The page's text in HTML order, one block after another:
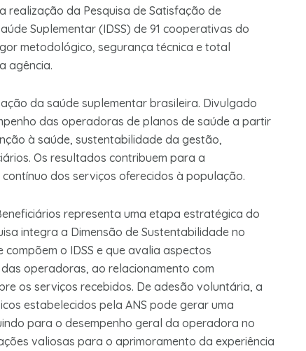
realização da Pesquisa de Satisfação de
Suplementar (IDSS) de 91 cooperativas do
metodológico, segurança técnica e total
agência.
da saúde suplementar brasileira. Divulgado
das operadoras de planos de saúde a partir
à saúde, sustentabilidade da gestão,
Os resultados contribuem para a
dos serviços oferecidos à população.
representa uma etapa estratégica do
integra a Dimensão de Sustentabilidade no
o IDSS e que avalia aspectos
operadoras, ao relacionamento com
os serviços recebidos. De adesão voluntária, a
estabelecidos pela ANS pode gerar uma
para o desempenho geral da operadora no
valiosas para o aprimoramento da experiência